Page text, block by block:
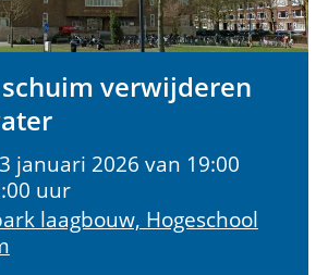
schuim verwijderen
januari 2026 van 19:00
uur
laagbouw, Hogeschool